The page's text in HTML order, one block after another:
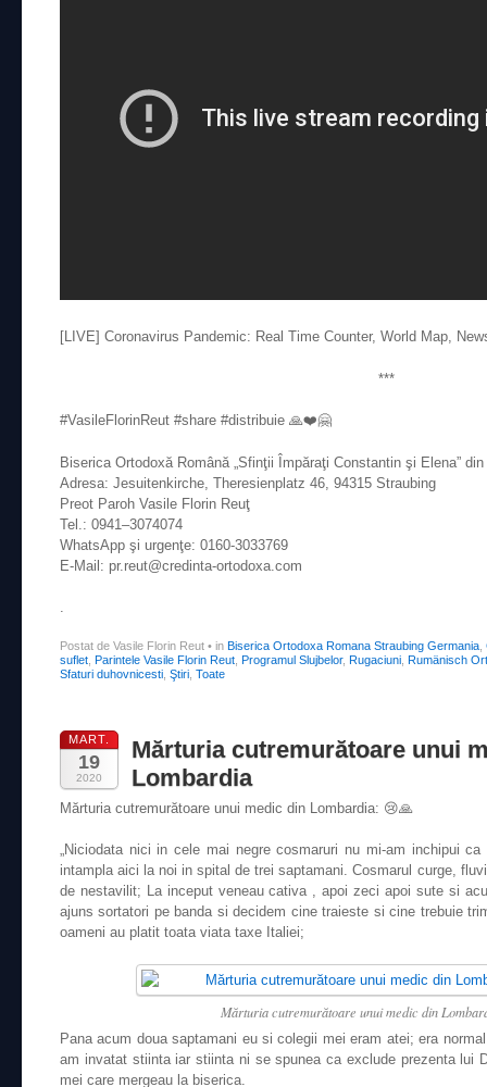
[LIVE] Coronavirus Pandemic: Real Time Counter, World Map,
***
#VasileFlorinReut #share #distribuie 🙏❤️🤗
Biserica Ortodoxă Română „Sfinţii Împăraţi Constantin şi Elena”
Adresa: Jesuitenkirche, Theresienplatz 46, 94315 Straubing
Preot Paroh Vasile Florin Reuţ
Tel.: 0941–3074074
WhatsApp şi urgenţe: 0160-3033769
E-Mail: pr.reut@credinta-ortodoxa.com
.
Postat de Vasile Florin Reut • in Biserica Ortodoxa Romana Straubing Germania
suflet Parintele Vasile Florin Reut Programul Slujbelor, Rugaciuni Rumänisch
Sfaturi duhovnicesti Ştiri Toate
MART.
19
2020
Mărturia cutremurătoare unui
Lombardia
Mărturia cutremurătoare unui medic din Lombardia: 😢🙏
„Niciodata nici in cele mai negre cosmaruri nu mi-am inchipui
intampla aici la noi in spital de trei saptamani. Cosmarul curge,
de nestavilit; La inceput veneau cativa , apoi zeci apoi sute si
ajuns sortatori pe banda si decidem cine traieste si cine trebuie
oameni au platit toata viata taxe Italiei;
Mărturia cutremurătoare unui medic din
Pana acum doua saptamani eu si colegii mei eram atei; era
am invatat stiinta iar stiinta ni se spunea ca exclude prezenta lui
mei care mergeau la biserica.